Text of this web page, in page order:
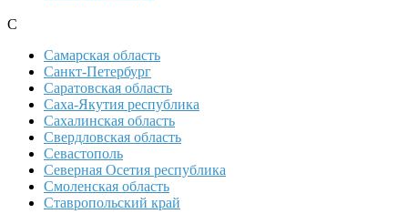
С
Самарская область
Санкт-Петербург
Саратовская область
Саха-Якутия республика
Сахалинская область
Свердловская область
Севастополь
Северная Осетия республика
Смоленская область
Ставропольский край